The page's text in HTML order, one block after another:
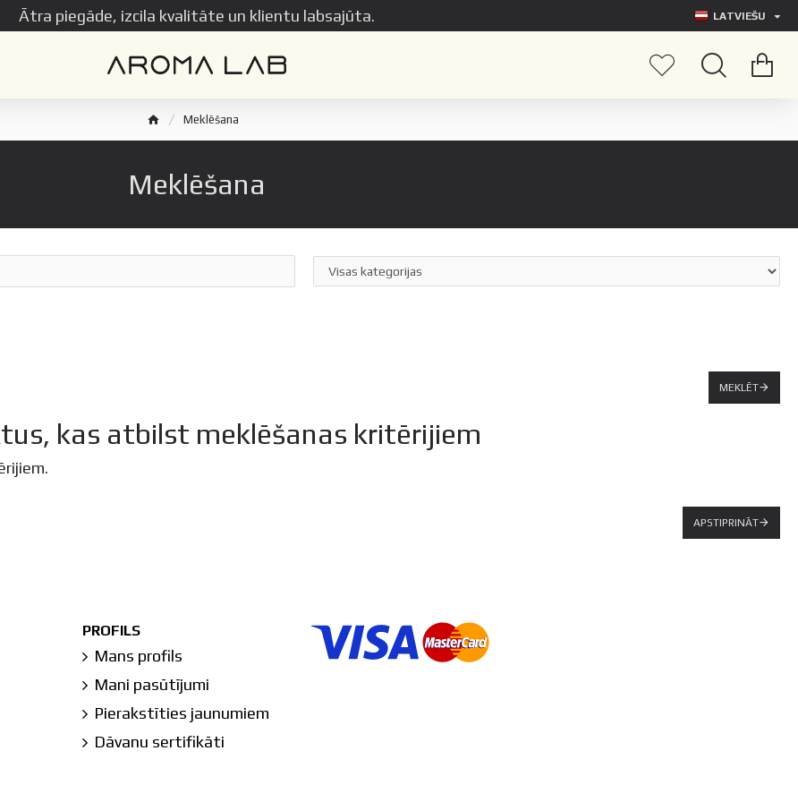
Ātra piegāde, izcila kvalitāte un klientu labsajūta. LATVIEŠU
Meklēšana
Meklēšana
MEKLĒT
kas atbilst meklēšanas kritērijiem
APSTIPRINĀT
PROFILS
Mans profils
Mani pasūtījumi
Pierakstīties jaunumiem
Dāvanu sertifikāti